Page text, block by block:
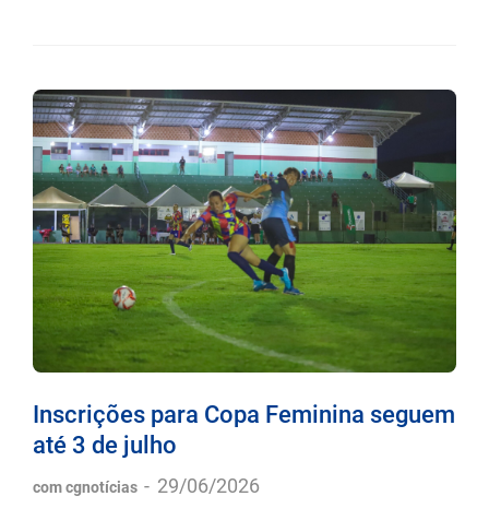
Inscrições para Copa Feminina seguem
até 3 de julho
com cgnotícias - 29/06/2026